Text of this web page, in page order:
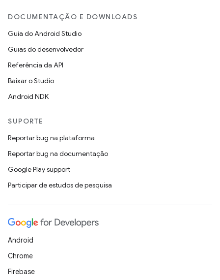
DOCUMENTAÇÃO E DOWNLOADS
Guia do Android Studio
Guias do desenvolvedor
Referência da API
Baixar o Studio
Android NDK
SUPORTE
Reportar bug na plataforma
Reportar bug na documentação
Google Play support
Participar de estudos de pesquisa
Android
Chrome
Firebase